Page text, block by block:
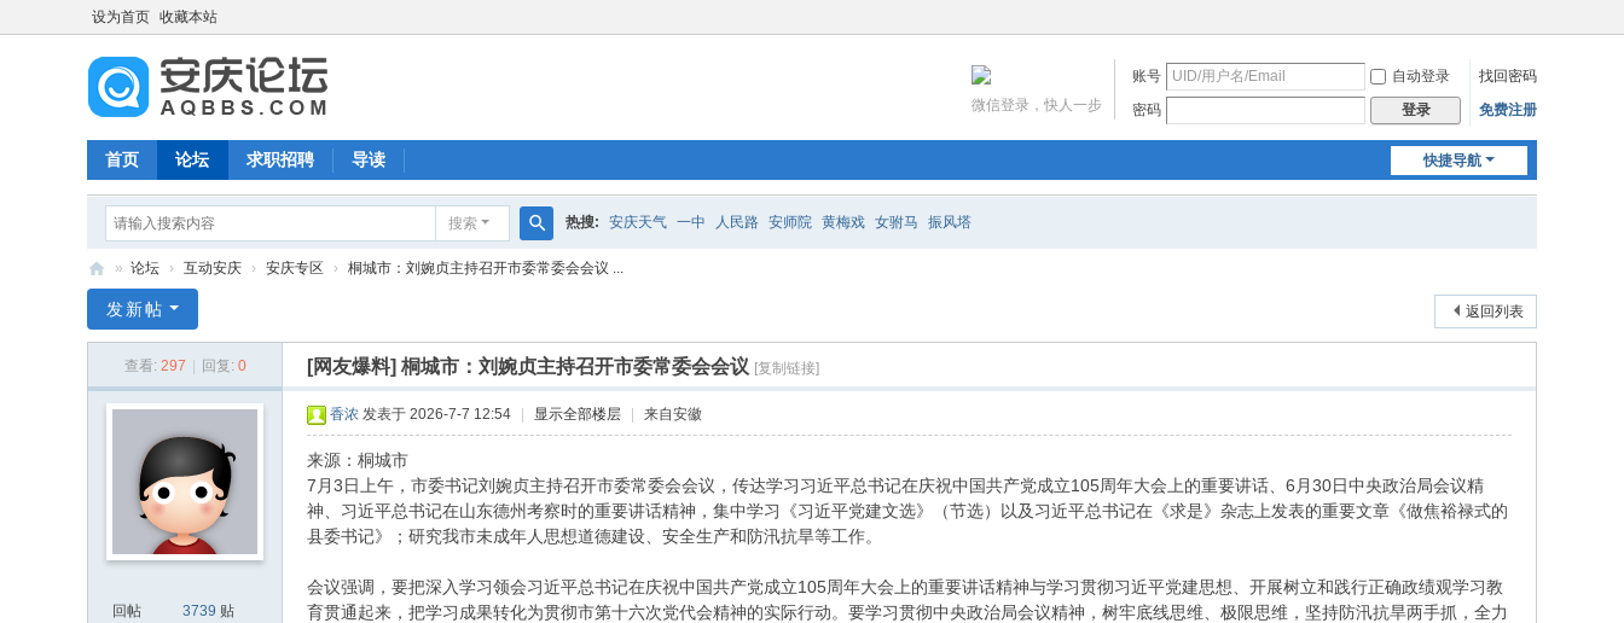
设为首页 收藏本站
账号 自动登录
找回密码
密码
登录 免费注册
微信登录，快人一步
快捷导航
首页 论坛 求职招聘 导读
搜索
搜
热搜: 安庆天气 一中 人民路 安师院 黄梅戏 女驸马 振风塔
庆
» 论坛 › 互动安庆 › 安庆专区 › 桐城市：刘婉贞主持召开市委常委会会议 ...
返回列表
发新帖
查看: 297 回复: 0 [网友爆料] 桐城市：刘婉贞主持召开市委常委会会议 [复制链接]
回帖 3739 贴
香浓 发表于 2026-7-7 12:54 显示全部楼层 来自安徽
来源：桐城市
7月3日上午，市委书记刘婉贞主持召开市委常委会会议，传达学习习近平总书记在庆祝中国共产党成立105周年大会上的重要讲话、6月30日中央政治局会议精
神、习近平总书记在山东德州考察时的重要讲话精神，集中学习《习近平党建文选》（节选）以及习近平总书记在《求是》杂志上发表的重要文章《做焦裕禄式的
县委书记》；研究我市未成年人思想道德建设、安全生产和防汛抗旱等工作。
会议强调，要把深入学习领会习近平总书记在庆祝中国共产党成立105周年大会上的重要讲话精神与学习贯彻习近平党建思想、开展树立和践行正确政绩观学习教
育贯通起来，把学习成果转化为贯彻市第十六次党代会精神的实际行动。要学习贯彻中央政治局会议精神，树牢底线思维、极限思维，坚持防汛抗旱两手抓，全力